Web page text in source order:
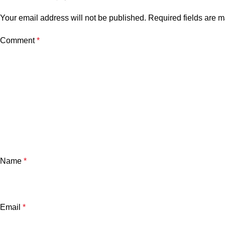
Your email address will not be published. Required fields are
Comment*
Name *
Email *